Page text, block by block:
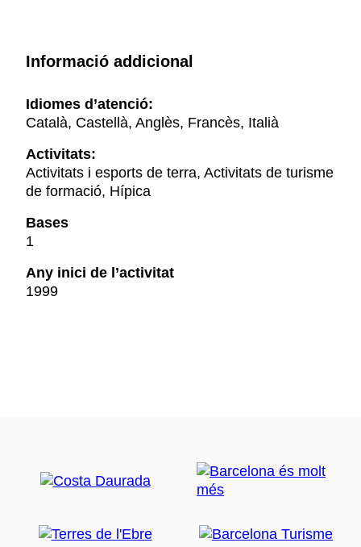
Informació addicional
Idiomes d’atenció:
Català, Castellà, Anglès, Francès, Italià
Activitats:
Activitats i esports de terra, Activitats de turisme
de formació, Hípica
Bases
1
Any inici de l’activitat
1999